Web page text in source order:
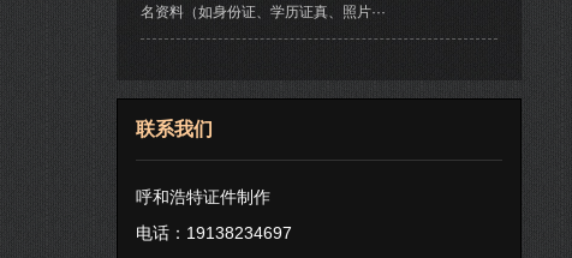
名资料（如身份证、学历证真、照片···
联系我们
呼和浩特证件制作
电话：19138234697